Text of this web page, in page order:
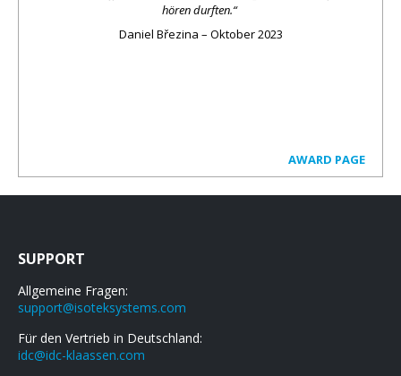
hören durften.“
Daniel Březina – Oktober 2023
AWARD PAGE
SUPPORT
Allgemeine Fragen:
support@isoteksystems.com
Für den Vertrieb in Deutschland:
idc@idc-klaassen.com